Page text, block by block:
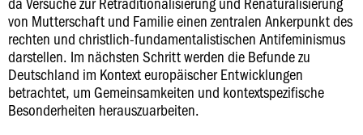
von Mutterschaft und Familie einen zentralen Ankerpunkt des
rechten und christlich-fundamentalistischen Antifeminismus
darstellen. Im nächsten Schritt werden die Befunde zu
Deutschland im Kontext europäischer Entwicklungen
betrachtet, um Gemeinsamkeiten und kontextspezifische
Besonderheiten herauszuarbeiten.